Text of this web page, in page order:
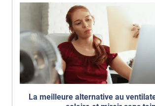
La meilleure alternative au